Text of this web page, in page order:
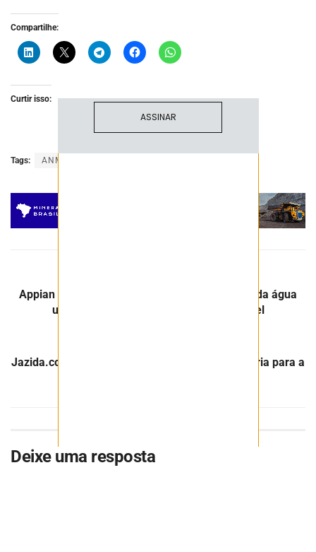
Compartilhe:
Curtir isso:
Tags: ANM
Appian Capital Brazil reaproveita mais de 85% da água
utilizada nas operações da Atlantic Nickel
Jazida.com levará tecnologia em gestão minerária para a
Deixe uma resposta
brasileiro.
ASSINAR